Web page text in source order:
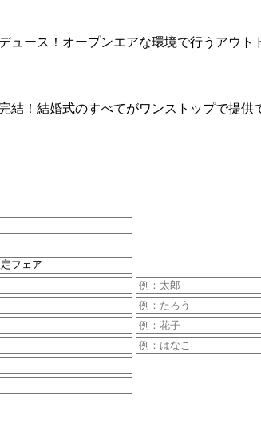
ュース！オープンエアな環境で行うアウ
結！結婚式のすべてがワンストップで提